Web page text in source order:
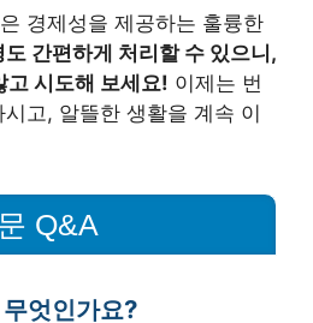
경제성을 제공하는 훌륭한
도 간편하게 처리할 수 있으니,
고 시도해 보세요! 이제는 번
고, 알뜰한 생활을 계속 이
Q&A
엇인가요?